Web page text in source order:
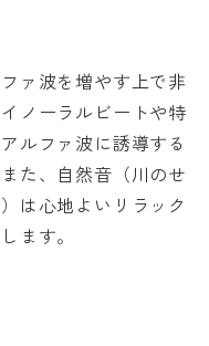
ァ波を増やす上で非
ノーラルビートや特
ルファ波に誘導する
た、自然音（川のせ
は心地よいリラック
ます。